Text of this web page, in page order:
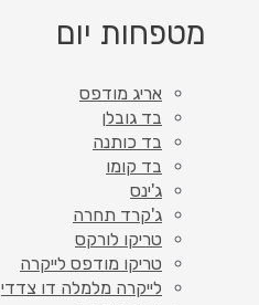
מטפחות יום
אריג מודפס
בד גובלן
בד כותנה
בד קומו
ג'ינס
ג'קרד תחרה
טריקו לורקס
טריקו מודפס לייקרה
לייקרה מלמלה דו צדדי